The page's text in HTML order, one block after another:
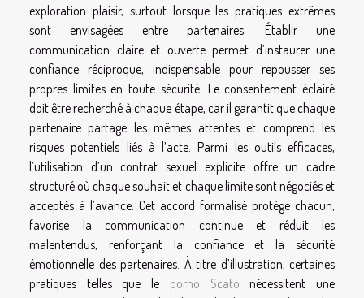
exploration plaisir, surtout lorsque les pratiques extrêmes
sont envisagées entre partenaires. Établir une
communication claire et ouverte permet d’instaurer une
confiance réciproque, indispensable pour repousser ses
propres limites en toute sécurité. Le consentement éclairé
doit être recherché à chaque étape, car il garantit que chaque
partenaire partage les mêmes attentes et comprend les
risques potentiels liés à l’acte. Parmi les outils efficaces,
l’utilisation d’un contrat sexuel explicite offre un cadre
structuré où chaque souhait et chaque limite sont négociés et
acceptés à l’avance. Cet accord formalisé protège chacun,
favorise la communication continue et réduit les
malentendus, renforçant la confiance et la sécurité
émotionnelle des partenaires. À titre d’illustration, certaines
pratiques telles que le porno Scato nécessitent une